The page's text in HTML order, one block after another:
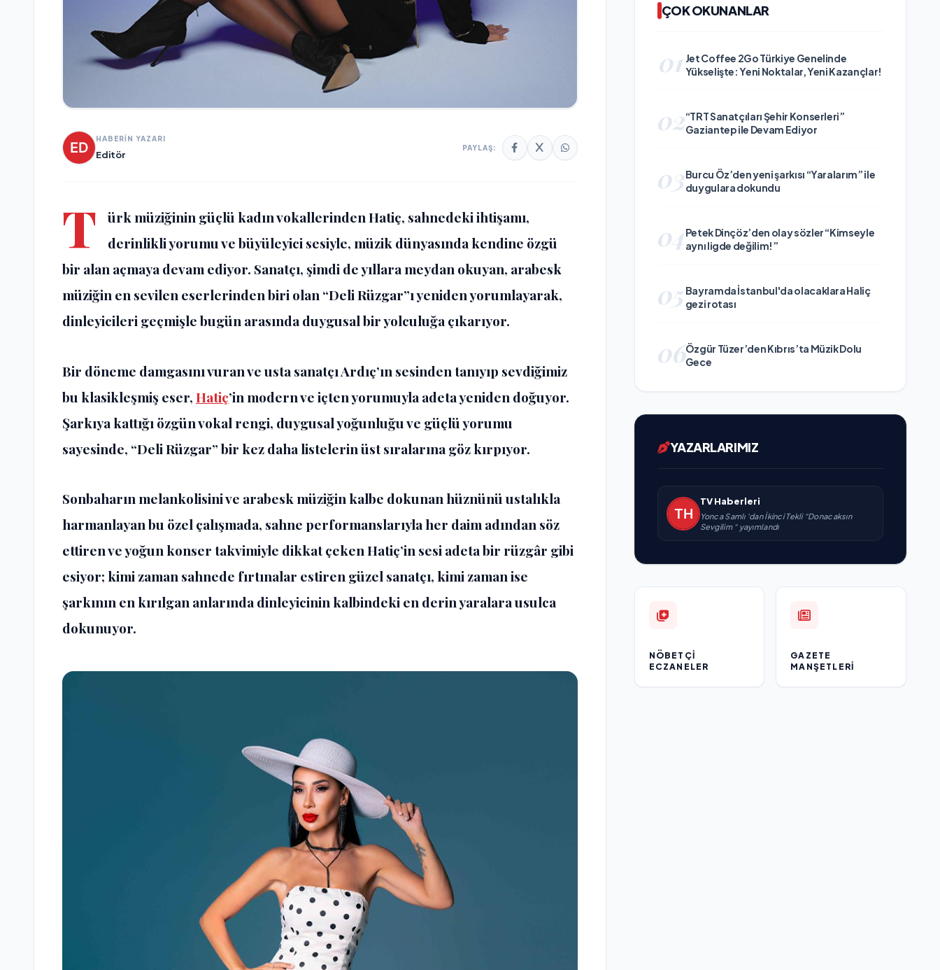
HABERİN YAZARI
Editör
PAYLAŞ:
T
ürk müziğinin güçlü kadın vokallerinden Hatiç, sahnedeki ihtişamı,
derinlikli yorumu ve büyüleyici sesiyle, müzik dünyasında kendine özgü
bir alan açmaya devam ediyor. Sanatçı, şimdi de yıllara meydan okuyan, arabesk
müziğin en sevilen eserlerinden biri olan “Deli Rüzgar”ı yeniden yorumlayarak,
dinleyicileri geçmişle bugün arasında duygusal bir yolculuğa çıkarıyor.
Bir döneme damgasını vuran ve usta sanatçı Ardıç’ın sesinden tanıyıp sevdiğimiz
bu klasikleşmiş eser,Hatiç’in modern ve içten yorumuyla adeta yeniden doğuyor.
Şarkıya kattığı özgün vokal rengi, duygusal yoğunluğu ve güçlü yorumu
sayesinde, “Deli Rüzgar” bir kez daha listelerin üst sıralarına göz kırpıyor.
Sonbaharın melankolisini ve arabesk müziğin kalbe dokunan hüznünü ustalıkla
harmanlayan bu özel çalışmada, sahne performanslarıyla her daim adından söz
ettiren ve yoğun konser takvimiyle dikkat çeken Hatiç’in sesi adeta bir rüzgâr gibi
esiyor; kimi zaman sahnede fırtınalar estiren güzel sanatçı, kimi zaman ise
şarkının en kırılgan anlarında dinleyicinin kalbindeki en derin yaralara usulca
dokunuyor.
ÇOK OKUNANLAR
01 Jet Coffee 2Go Türkiye Genelinde
Yükselişte: Yeni Noktalar, Yeni Kazançlar!
02“TRT Sanatçıları Şehir Konserleri”
Gaziantep ile Devam Ediyor
03Burcu Öz’den yeni şarkısı “Yaralarım” ile
duygulara dokundu
04Petek Dinçöz’den olay sözler “Kimseyle
aynı ligde değilim!”
05 Bayramda İstanbul'da olacaklara Haliç
gezi rotası
06Özgür Tüzer’den Kıbrıs’ta Müzik Dolu
Gece
YAZARLARIMIZ
TV Haberleri
Yonca Samlı ‘dan İkinci Tekli “Donacaksın
Sevgilim “ yayımlandı
NÖBETÇI
ECZANELER
GAZETE
MANŞETLERI